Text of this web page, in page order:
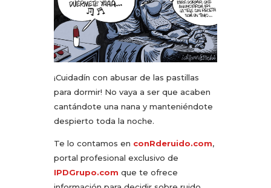
¡Cuidadín con abusar de las pastillas
para dormir! No vaya a ser que acaben
cantándote una nana y manteniéndote
despierto toda la noche.
Te lo contamos en conRderuido.com,
portal profesional exclusivo de
IPDGrupo.com que te ofrece